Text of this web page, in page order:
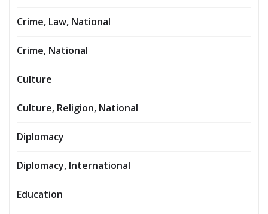
Crime, Law, National
Crime, National
Culture
Culture, Religion, National
Diplomacy
Diplomacy, International
Education